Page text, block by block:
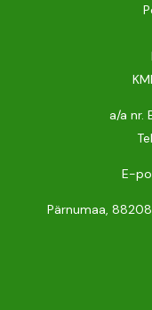
a/a nr.
E-
Pärnumaa,